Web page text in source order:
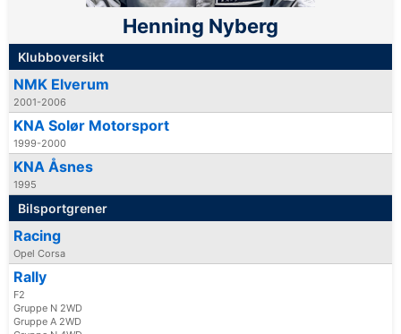
Henning Nyberg
Klubboversikt
NMK Elverum
2001-2006
KNA Solør Motorsport
1999-2000
KNA Åsnes
1995
Bilsportgrener
Racing
Opel Corsa
Rally
F2
Gruppe N 2WD
Gruppe A 2WD